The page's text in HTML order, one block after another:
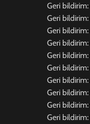
Geri bildirim:
Geri bildirim:
Geri bildirim:
Geri bildirim:
Geri bildirim:
Geri bildirim:
Geri bildirim:
Geri bildirim:
Geri bildirim:
Geri bildirim: